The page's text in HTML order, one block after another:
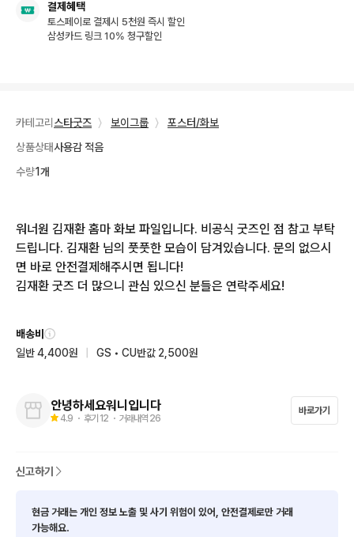
결제혜택
토스페이로 결제시 5천원 즉시 할인
삼성카드 링크 10% 청구할인
카테고리 스타굿즈 〉 보이그룹 〉
포스터/화보
상품상태사용감 적음
수량1개
워너원 김재환 홈마 화보 파일입니다. 비공식 굿즈인 점 참고 부탁
드립니다. 김재환 님의 풋풋한 모습이 담겨있습니다. 문의 없으시
면 바로 안전결제해주시면 됩니다!
김재환 굿즈 더 많으니 관심 있으신 분들은 연락주세요!
배송비
일반 4,400원
GS • CU반값 2,500원
안녕하세요워니입니다
4.9 ・ 후기 12 ・ 거래내역 26
바로가기
신고하기
현금 거래는 개인 정보 노출 및 사기 위험이 있어, 안전결제로만 거래
가능해요.